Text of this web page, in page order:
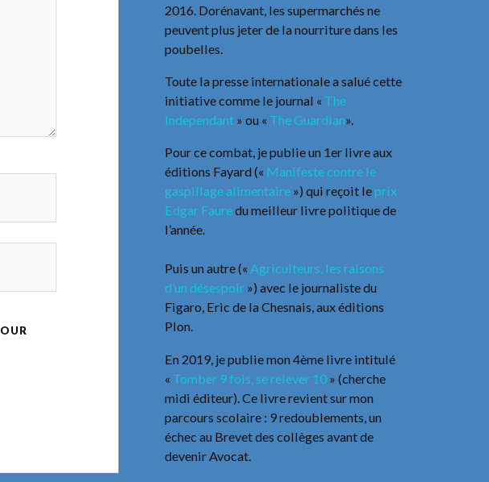
2016. Dorénavant, les supermarchés ne
peuvent plus jeter de la nourriture dans les
poubelles.
Toute la presse internationale a salué cette
initiative comme le journal « The
Independant » ou « The Guardian».
Pour ce combat, je publie un 1er livre aux
éditions Fayard (« Manifeste contre le
gaspillage alimentaire ») qui reçoit le prix
Edgar Fauredu meilleur livre politique de
l’année.
Puis un autre (« Agriculteurs, les raisons
d’un désespoir ») avec le journaliste du
Figaro, Eric de la Chesnais, aux éditions
Plon.
En 2019, je publie mon 4ème livre intitulé
« Tomber 9 fois, se relever 10 » (cherche
midi éditeur). Ce livre revient sur mon
parcours scolaire : 9 redoublements, un
échec au Brevet des collèges avant de
devenir Avocat.